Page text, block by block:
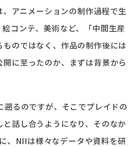
アニメーションの制作過程で生
コンテ、美術など、「中間生産
のではなく、作品の制作後には
に至ったのか、まずは背景から
るのですが、そこでプレイドの
話し合うようになり、そのなか
、NIIは様々なデータや資料を研